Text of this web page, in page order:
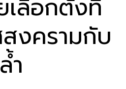
เลือกตั้งที่
งครามกับ
ำ